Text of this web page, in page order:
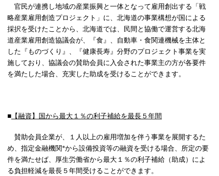
官民が連携し地域の産業振興と一体となって雇用創出する「戦
略産業雇用創造プロジェクト」に、北海道の事業構想が国による
採択を受けたことから、北海道では、民間と協働で運営する北海
道産業雇用創造協議会が、『食』、自動車・食関連機械を主体と
した『ものづくり』、『健康長寿』分野のプロジェクト事業を実
施しており、協議会の賛助会員に入会された事業主の方が各要件
を満たした場合、充実した助成を受けることができます。
■ 【融資】国から最大１％の利子補給を最長５年間
賛助会員企業が、１人以上の雇用増加を伴う事業を展開するた
め、指定金融機関※から設備投資等の融資を受ける場合、所定の要
件を満たせば、厚生労働省から最大１％の利子補給（助成）によ
る負担軽減を最長５年間受けることができます。